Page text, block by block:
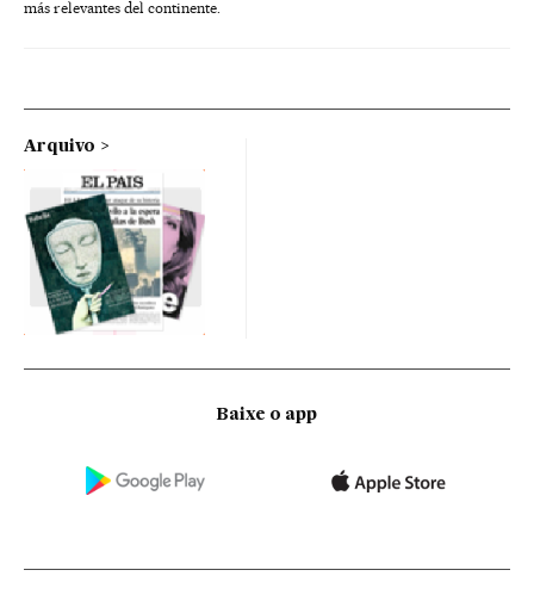
más relevantes del continente.
Arquivo
Baixe o app